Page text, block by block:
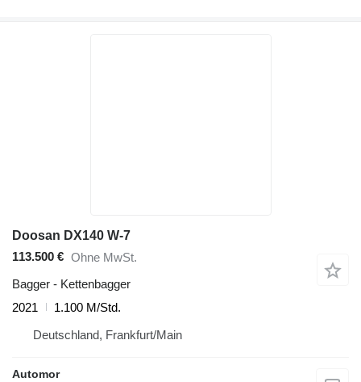
Doosan DX140 W-7
113.500 € Ohne MwSt.
Bagger - Kettenbagger
2021
1.100 M/Std.
Deutschland, Frankfurt/Main
Automor